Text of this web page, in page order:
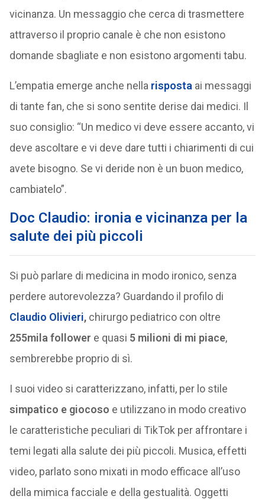
vicinanza. Un messaggio che cerca di trasmettere
attraverso il proprio canale è che non esistono
domande sbagliate e non esistono argomenti tabu.
L’empatia emerge anche nella risposta ai messaggi
di tante fan, che si sono sentite derise dai medici. Il
suo consiglio: “Un medico vi deve essere accanto, vi
deve ascoltare e vi deve dare tutti i chiarimenti di cui
avete bisogno. Se vi deride non è un buon medico,
cambiatelo”.
Doc Claudio: ironia e vicinanza per la
salute dei più piccoli
Si può parlare di medicina in modo ironico, senza
perdere autorevolezza? Guardando il profilo di
Claudio Olivieri, chirurgo pediatrico con oltre
255mila follower e quasi 5 milioni di mi piace,
sembrerebbe proprio di sì.
I suoi video si caratterizzano, infatti, per lo stile
simpatico e giocoso e utilizzano in modo creativo
le caratteristiche peculiari di TikTok per affrontare i
temi legati alla salute dei più piccoli. Musica, effetti
video, parlato sono mixati in modo efficace all’uso
della mimica facciale e della gestualità. Oggetti